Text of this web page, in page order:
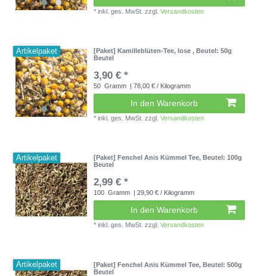
*inkl. ges. MwSt. zzgl.Versandkosten
Artikelpaket [Paket] Kamilleblüten-Tee, lose, Beutel: 50g
Beutel
3,90 € *
50 Gramm | 78,00 € / Kilogramm
In den Warenkorb
*inkl. ges. MwSt. zzgl.Versandkosten
Artikelpaket [Paket] Fenchel Anis Kümmel Tee, Beutel: 100g
Beutel
2,99 € *
100 Gramm | 29,90 € / Kilogramm
In den Warenkorb
*inkl. ges. MwSt. zzgl.Versandkosten
Artikelpaket [Paket] Fenchel Anis Kümmel Tee, Beutel: 500g
Beutel